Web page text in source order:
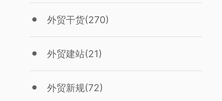
外贸干货(270)
外贸建站(21)
外贸新规(72)